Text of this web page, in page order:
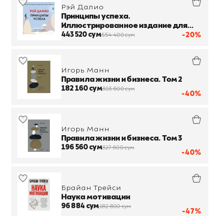
-20%
Рэй Далио
Принципы успеха.
Иллюстрированное издание для
любого возраста
443 520 сум554 400 сум
-40%
Игорь Манн
Правила жизни и бизнеса. Том 2
182 160 сум303 600 сум
-40%
Игорь Манн
Правила жизни и бизнеса. Том 3
196 560 сум327 600 сум
-47%
Брайан Трейси
Наука мотивации
96 884 сум182 800 сум